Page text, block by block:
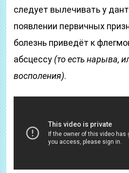
следует вылечивать у
появлении первичных
болезнь приведёт к
абсцессу (то есть нарыва,
восполения).